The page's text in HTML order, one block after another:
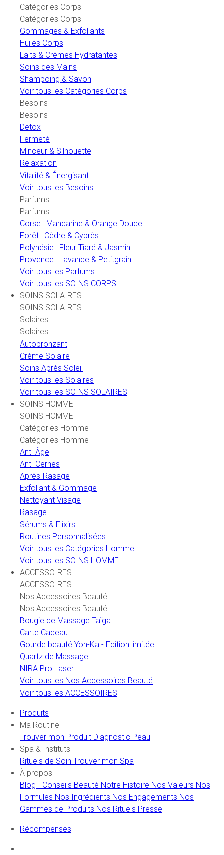
Catégories Corps
Catégories Corps
Gommages & Exfoliants
Huiles Corps
Laits & Crèmes Hydratantes
Soins des Mains
Shampoing & Savon
Voir tous les Catégories Corps
Besoins
Besoins
Detox
Fermeté
Minceur & Silhouette
Relaxation
Vitalité & Énergisant
Voir tous les Besoins
Parfums
Parfums
Corse : Mandarine & Orange Douce
Forêt : Cèdre & Cyprès
Polynésie : Fleur Tiaré & Jasmin
Provence : Lavande & Petitgrain
Voir tous les Parfums
Voir tous les SOINS CORPS
SOINS SOLAIRES
SOINS SOLAIRES
Solaires
Solaires
Autobronzant
Crème Solaire
Soins Après Soleil
Voir tous les Solaires
Voir tous les SOINS SOLAIRES
SOINS HOMME
SOINS HOMME
Catégories Homme
Catégories Homme
Anti-Âge
Anti-Cernes
Après-Rasage
Exfoliant & Gommage
Nettoyant Visage
Rasage
Sérums & Elixirs
Routines Personnalisées
Voir tous les Catégories Homme
Voir tous les SOINS HOMME
ACCESSOIRES
ACCESSOIRES
Nos Accessoires Beauté
Nos Accessoires Beauté
Bougie de Massage Taïga
Carte Cadeau
Gourde beauté Yon-Ka - Edition limitée
Quartz de Massage
NIRA Pro Laser
Voir tous les Nos Accessoires Beauté
Voir tous les ACCESSOIRES
Produits
Ma Routine
Trouver mon Produit Diagnostic Peau
Spa & Instituts
Rituels de Soin Trouver mon Spa
À propos
Blog - Conseils Beauté Notre Histoire Nos Valeurs Nos
Formules Nos Ingrédients Nos Engagements Nos
Gammes de Produits Nos Rituels Presse
Récompenses